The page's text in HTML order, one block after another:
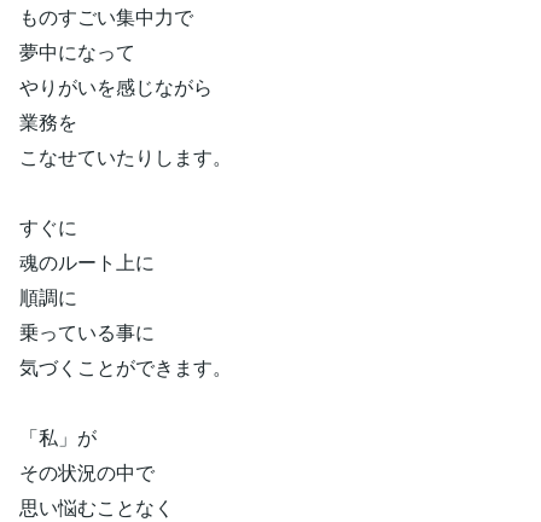
ものすごい集中力で
夢中になって
やりがいを感じながら
業務を
こなせていたりします。
すぐに
魂のルート上に
順調に
乗っている事に
気づくことができます。
「私」が
その状況の中で
思い悩むことなく